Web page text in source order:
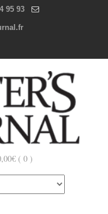
95 93
€ ( 0 )